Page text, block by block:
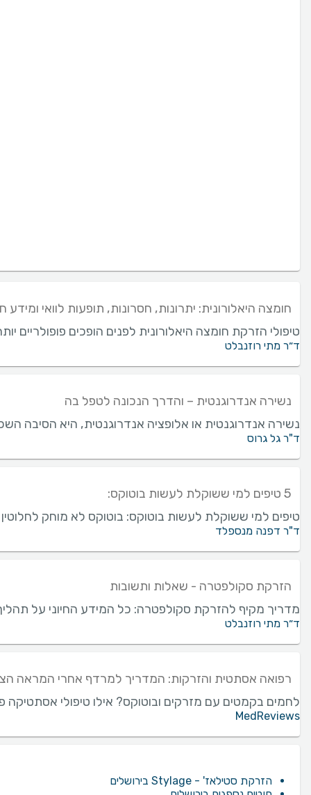
חומצה היאלורונית: יתרונות, חסרונות, תופעות לוואי ומידע
טיפולי הזרקת חומצה היאלורונית לפנים הופכים
ד״ר מתי רוזנבלט
נשירה אנדרוגנטית – והדרך הנכונה לטפל בה
נשירה אנדרוגנטית או אלופציה אנדרוגנטית, היא הסיבה
ד"ר גל גרוס
5 טיפים למי ששוקלת לעשות בוטוקס:
טיפים למי ששוקלת לעשות בוטוקס: בוטוקס לא מוחק
ד"ר דפנה מנספלד
הזרקת סקולפטרה - שאלות ותשובות
מדריך מקיף להזרקת סקולפטרה: כל המידע החיוני על
ד״ר מתי רוזנבלט
רפואה אסתטית והזרקות: המדריך למרדף אחרי המראה
לחמים בקמטים עם מזרקים ובוטוקס? אילו טיפולי אסתטיקה
MedReviews
הזרקת סטילאז' - Stylage בירושלים